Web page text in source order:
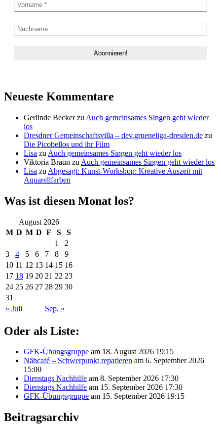
Neueste Kommentare
Gerlinde Beckerzu Auch gemeinsames Singen geht wieder
los
Dresdner Gemeinschaftsvilla – dev.grueneliga-dresden.de zu
Die Picobellos und ihr Film
Lisa zu Auch gemeinsames Singen geht wieder los
Viktoria Braun zu Auch gemeinsames Singen geht wieder los
Lisa zu Abgesagt: Kunst-Workshop: Kreative Auszeit mit
Aquarellfarben
Was ist diesen Monat los?
August 2026
M D M D F S
S
1
2
3
4 5 6 7 8
9
10 11 12 13 14 15 16
17 18 19 20 21 22 23
24 25 26 27 28 29 30
31
« Juli
Sep. »
Oder als Liste:
GFK-Übungsgruppe am 18. August 2026 19:15
Nähcafé – Schwerpunkt reparieren am 6. September 2026
15:00
Dienstags Nachhilfe am 8. September 2026 17:30
Dienstags Nachhilfe am 15. September 2026 17:30
GFK-Übungsgruppe am 15. September 2026 19:15
Beitragsarchiv